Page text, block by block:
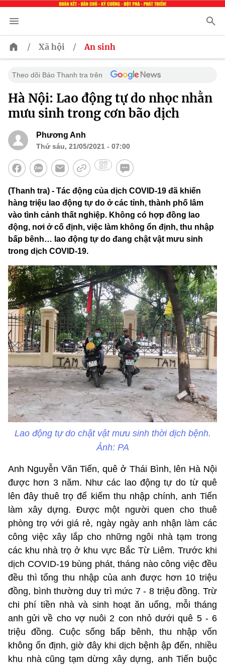
/ Xã hội / An sinh
Theo dõi Báo Thanh tra trên
Hà Nội: Lao động tự do nhọc nhằn
mưu sinh trong cơn bão dịch
Phương Anh
Thứ sáu, 21/05/2021 - 07:00
(Thanh tra) - Tác động của dịch COVID-19 đã khiến
hàng triệu lao động tự do ở các tỉnh, thành phố lâm
vào tình cảnh thất nghiệp. Không có hợp đồng lao
động, nơi ở cố định, việc làm không ổn định, thu nhập
bấp bênh… lao động tự do đang chật vật mưu sinh
trong dịch COVID-19.
Lao động tự do chật vật mưu sinh thời dịch bệnh.
Ảnh: PA
Anh Nguyễn Văn Tiến, quê ở Thái Bình, lên Hà Nội
được hơn 3 năm. Như các lao động tự do từ quê
lên đây thuê trọ để kiếm thu nhập chính, anh Tiến
làm xây dựng. Được một người quen cho thuê
phòng trọ với giá rẻ, ngày ngày anh nhận làm các
công việc xây lắp cho những ngôi nhà tạm trong
các khu nhà trọ ở khu vực Bắc Từ Liêm. Trước khi
dịch COVID-19 bùng phát, tháng nào công việc đều
đều thì tổng thu nhập của anh được hơn 10 triệu
đồng, bình thường duy trì mức 7 - 8 triệu đồng. Trừ
chi phí tiền nhà và sinh hoạt ăn uống, mỗi tháng
anh gửi về cho vợ nuôi 2 con nhỏ dưới quê 5 - 6
triệu đồng. Cuộc sống bấp bênh, thu nhập vốn
không ổn định, giờ đây khi dịch bệnh ập đến, nhiều
khu nhà cũng tạm dừng xây dựng, anh Tiến buộc